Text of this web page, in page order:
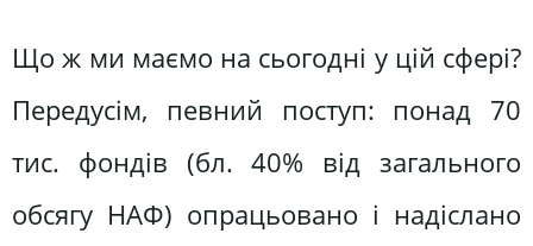
Що ж ми маємо на сьогодні у цій сфері?
Передусім, певний поступ: понад 70
тис. фондів (бл. 40% від загального
обсягу НАФ) опрацьовано і надіслано